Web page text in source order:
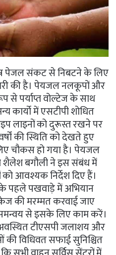
पेजल संकट से निबटने के लिए
की है। पेयजल नलकूपों और
से पर्याप्त वोल्टेज के साथ
कार्यो में एसटीपी शोधित
लाइनों को दुरूस्त रखने पर
की स्थिति को देखते हुए
चौकस हो गया है। पेयजल
शैलेश बगौली ने इस संबंध में
को आवश्यक निर्देश दिए हैं।
पहले पखवाड़े में अभियान
की मरम्मत करवाई जाए
से इसके लिए काम करें।
अवस्थित टीएसपी जलाशय और
विधिवत सफाई सुनिश्चित